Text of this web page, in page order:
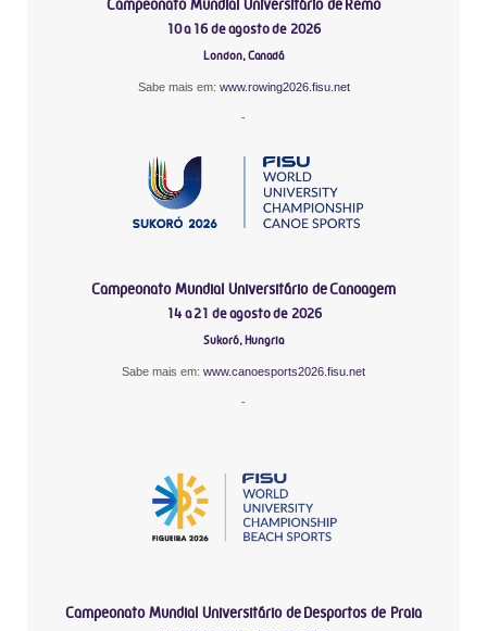
Campeonato Mundial Universitário de Remo
10 a 16 de agosto de 2026
London, Canadá
Sabe mais em: www.rowing2026.fisu.net
-
Campeonato Mundial Universitário de Canoagem
14 a 21 de agosto de 2026
Sukoró, Hungria
Sabe mais em: www.canoesports2026.fisu.net
-
Campeonato Mundial Universitário de Desportos de Praia